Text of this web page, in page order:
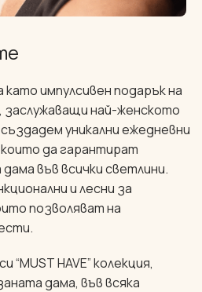
като импулсивен подарък на
най-женското
уникални ежедневни
да гарантират
във всички светлини.
и лесни за
позволяват на
HAVE” колекция,
дама, във всяка